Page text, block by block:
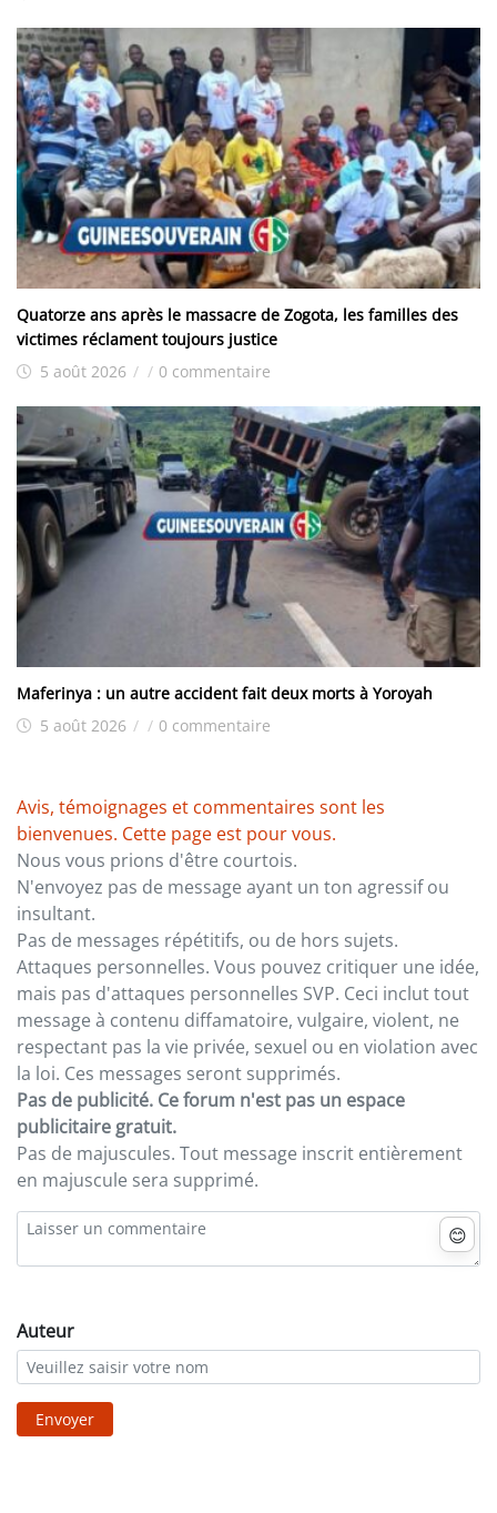
Quatorze ans après le massacre de Zogota, les familles des
victimes réclament toujours justice
5 août 2026 / / 0 commentaire
Maferinya : un autre accident fait deux morts à Yoroyah
5 août 2026 / / 0 commentaire
Avis, témoignages et commentaires sont les
bienvenues. Cette page est pour vous.
Nous vous prions d'être courtois.
N'envoyez pas de message ayant un ton agressif ou
insultant.
Pas de messages répétitifs, ou de hors sujets.
Attaques personnelles. Vous pouvez critiquer une idée,
mais pas d'attaques personnelles SVP. Ceci inclut tout
message à contenu diffamatoire, vulgaire, violent, ne
respectant pas la vie privée, sexuel ou en violation avec
la loi. Ces messages seront supprimés.
Pas de publicité. Ce forum n'est pas un espace
publicitaire gratuit.
Pas de majuscules. Tout message inscrit entièrement
en majuscule sera supprimé.
😊
Auteur
Envoyer